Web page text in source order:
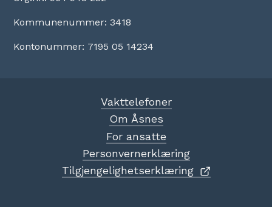
Kommunenummer: 3418
Kontonummer: 7195 05 14234
Vakttelefoner
Om Åsnes
For ansatte
Personvernerklæring
Tilgjengelighetserklæring